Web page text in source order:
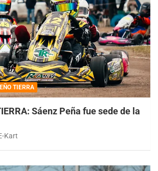
TIERRA
Sáenz Peña fue sede de la
Kart